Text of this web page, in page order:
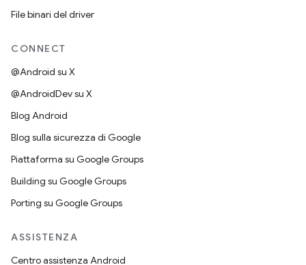
File binari del driver
CONNECT
@Android su X
@AndroidDev su X
Blog Android
Blog sulla sicurezza di Google
Piattaforma su Google Groups
Building su Google Groups
Porting su Google Groups
ASSISTENZA
Centro assistenza Android